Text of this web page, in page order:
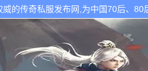
的传奇私服发布网,为中国70后、